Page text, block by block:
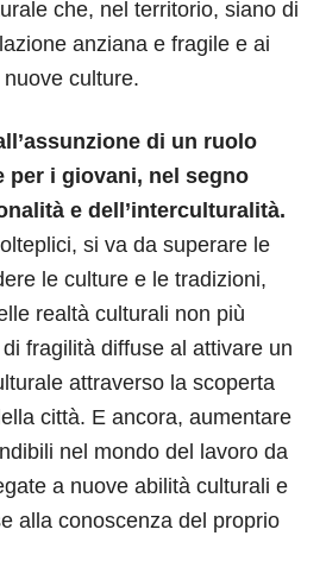
che, nel territorio, siano di
anziana e fragile e ai
culture.
di un ruolo
per i giovani, nel segno
e dell’interculturalità.
si va da superare le
le culture e le tradizioni,
realtà culturali non più
fragilità diffuse al attivare un
attraverso la scoperta
città. E ancora, aumentare
nel mondo del lavoro da
a nuove abilità culturali e
alla conoscenza del proprio